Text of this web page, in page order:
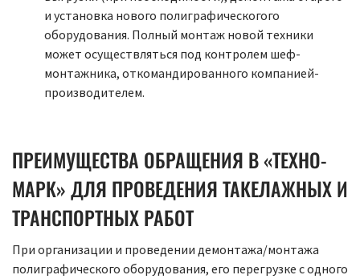
и установка нового полиграфическогого
оборудования. Полный монтаж новой техники
может осуществляться под контролем шеф-
монтажника, откомандированного компанией-
производителем.
ПРЕИМУЩЕСТВА ОБРАЩЕНИЯ В «ТЕХНО-
МАРК» ДЛЯ ПРОВЕДЕНИЯ ТАКЕЛАЖНЫХ И
ТРАНСПОРТНЫХ РАБОТ
При организации и проведении демонтажа/монтажа
полиграфического оборудования, его перегрузке с одного